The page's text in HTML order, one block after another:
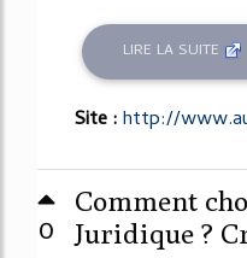
LIRE LA SUITE
Site :http://
0
Comment
Juridique ?